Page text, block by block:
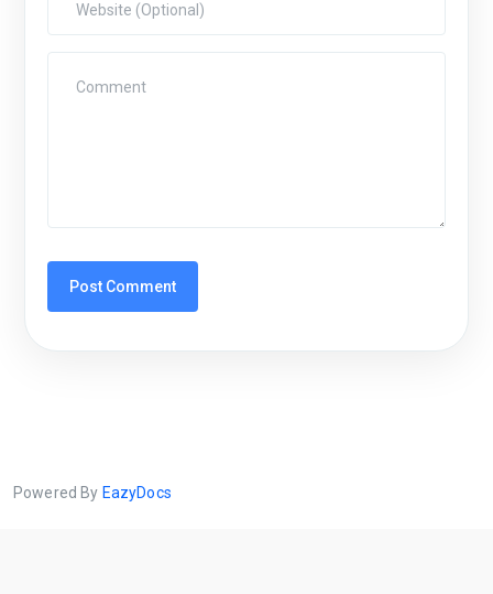
Powered By EazyDocs